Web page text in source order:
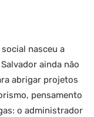
nasceu a
ainda não
abrigar projetos
pensamento
o administrador